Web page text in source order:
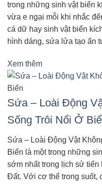
trong những sinh vật biển
vừa e ngại mỗi khi nhắc
cá dữ hay sinh vật biển
hình dáng, sứa lửa tạo ấn
Xem thêm
Sứa – Loài Động
Sống Trôi Nổi Ở
Sứa – Loài Động Vật
Biển là một trong những
sớm nhất trong lịch sử tiến
Đất. Với cơ thể trong suốt,